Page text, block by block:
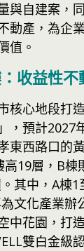
與自建案，
動產，為企
值。
收益性
核心地段打
，預計
東西路口的
高19層，B棟
其中，A棟1
文化產業辦
中花園，打
雙白金級